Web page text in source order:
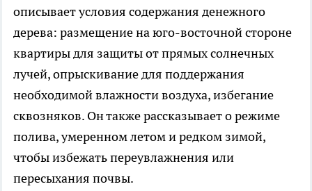
описывает условия содержания денежного
дерева: размещение на юго-восточной стороне
квартиры для защиты от прямых солнечных
лучей, опрыскивание для поддержания
необходимой влажности воздуха, избегание
сквозняков. Он также рассказывает о режиме
полива, умеренном летом и редком зимой,
чтобы избежать переувлажнения или
пересыхания почвы.